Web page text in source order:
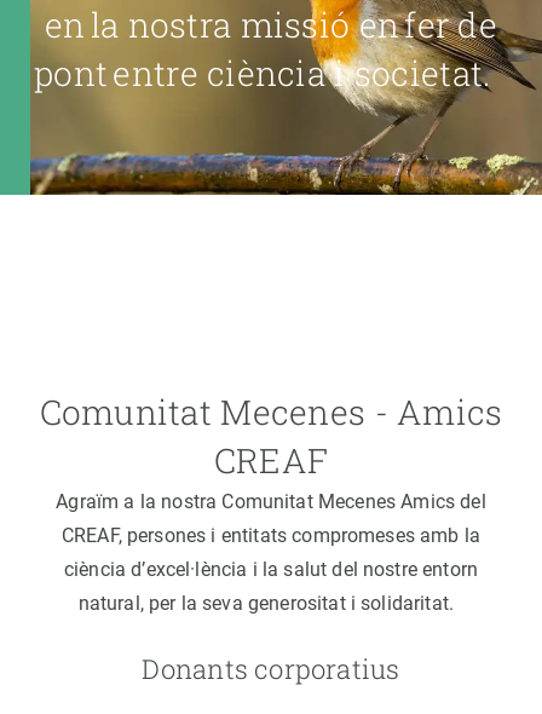
en la nostra missió en fer de
pont entre ciència i societat.
Comunitat Mecenes - Amics
CREAF
Agraïm a la nostra Comunitat Mecenes Amics del
CREAF, persones i entitats compromeses amb la
ciència d’excel·lència i la salut del nostre entorn
natural, per la seva generositat i solidaritat.
Donants corporatius